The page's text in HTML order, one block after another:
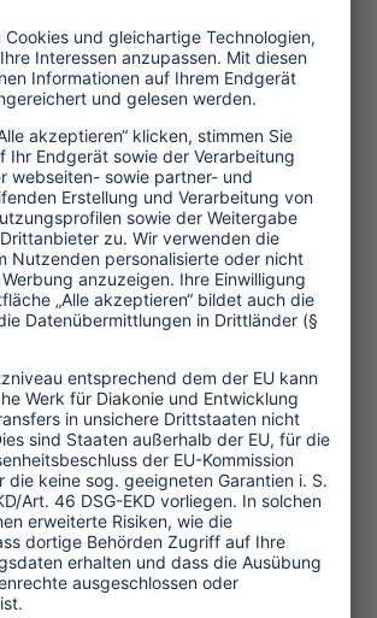
Religion
Klima
Tipps